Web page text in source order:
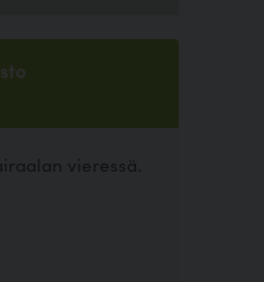
vieressä.